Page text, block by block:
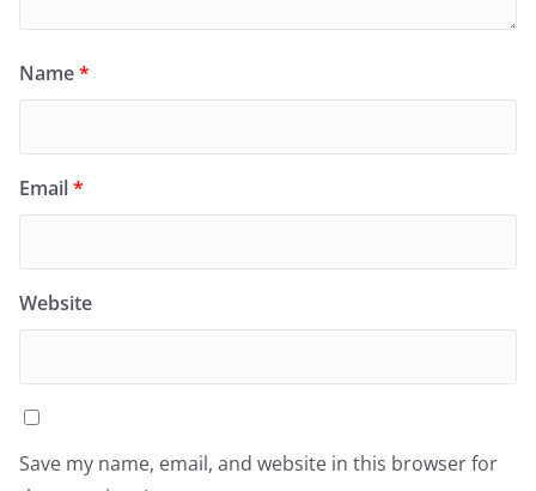
Name*
Email*
Website
Save my name, email, and website in this browser for